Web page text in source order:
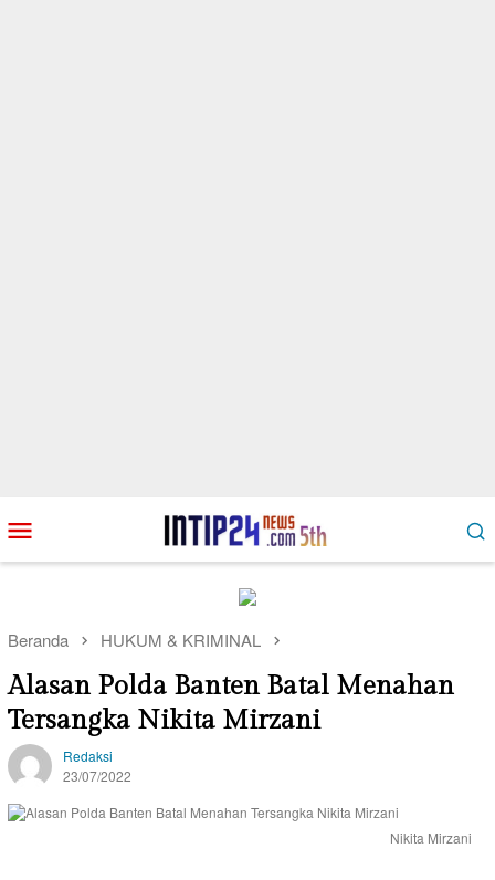
ke
kontenMobile
Beranda HUKUM & KRIMINAL
Alasan Polda Banten Batal Menahan
Tersangka Nikita Mirzani
Redaksi
23/07/2022
Nikita Mirzani